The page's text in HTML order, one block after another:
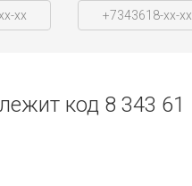
xx +7343618-xx-xx
код 8 343 61